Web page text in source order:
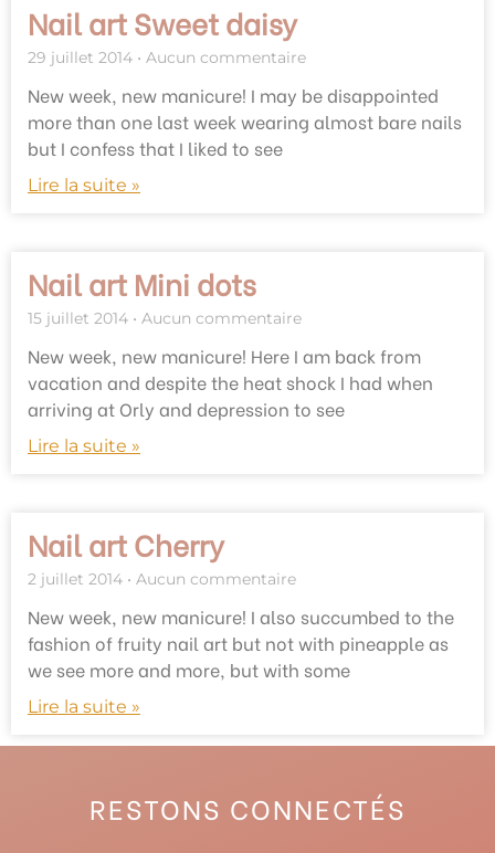
Nail art Sweet daisy
29 juillet 2014 Aucun commentaire
New week, new manicure! I may be disappointed
more than one last week wearing almost bare nails
but I confess that I liked to see
Lire la suite »
Nail art Mini dots
15 juillet 2014 Aucun commentaire
New week, new manicure! Here I am back from
vacation and despite the heat shock I had when
arriving at Orly and depression to see
Lire la suite »
Nail art Cherry
2 juillet 2014 Aucun commentaire
New week, new manicure! I also succumbed to the
fashion of fruity nail art but not with pineapple as
we see more and more, but with some
Lire la suite »
RESTONS CONNECTÉS